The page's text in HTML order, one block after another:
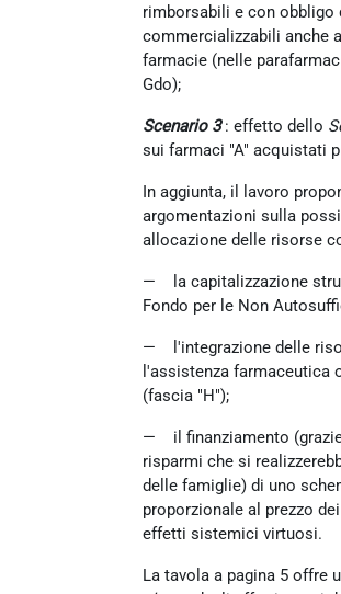
rimborsabili e con obbligo
commercializzabili anche
farmacie (nelle
Gdo);
Scenario 3: effetto dello
sui farmaci "A" acquistati
In aggiunta, il lavoro
argomentazioni sulla
allocazione delle risorse
— la capitalizzazione
Fondo per le Non
— l'integrazione delle
l'assistenza farmaceutica
(fascia "H");
— il finanziamento
risparmi che si
delle famiglie) di uno
proporzionale al prezzo
effetti sistemici virtuosi.
La tavola a pagina 5 offre